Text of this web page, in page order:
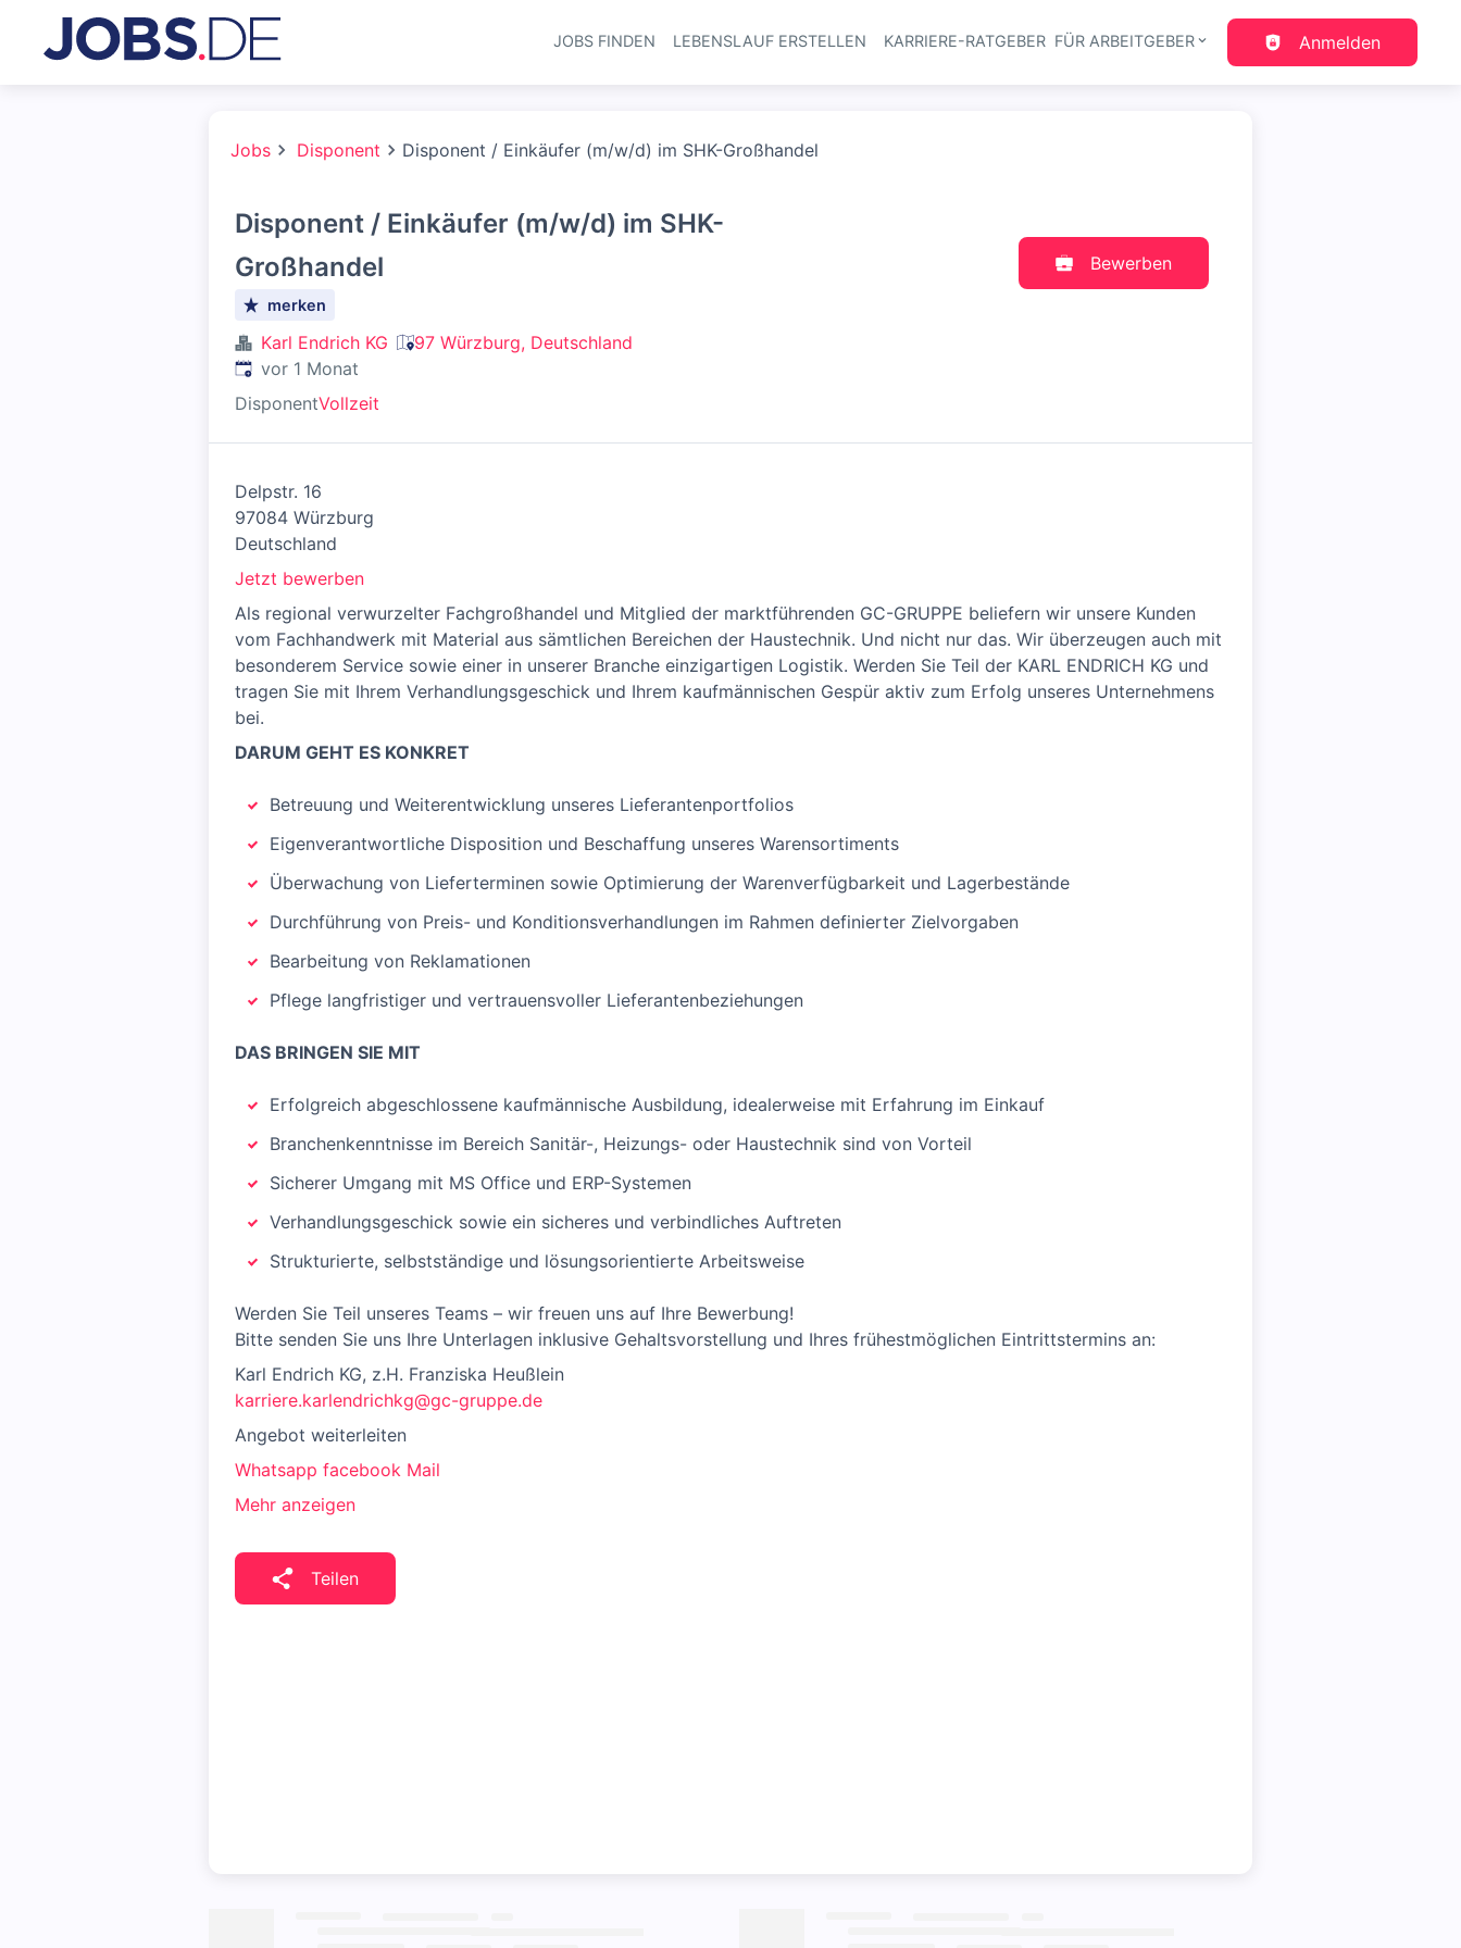
Haupt-Navigation
JOBS FINDEN LEBENSLAUF ERSTELLEN KARRIERE-RATGEBER FÜR ARBEITGEBER Anmelden
Jobs Disponent Disponent / Einkäufer (m/w/d) im SHK-Großhandel
Disponent / Einkäufer (m/w/d) im SHK-
Großhandel
merken
Karl Endrich KG
97 Würzburg, Deutschland
Veröffentlicht:
vor 1 Monat
DisponentVollzeit
Bewerben
Delpstr. 16
97084 Würzburg
Deutschland
Jetzt bewerben
Als regional verwurzelter Fachgroßhandel und Mitglied der marktführenden GC-GRUPPE beliefern wir unsere Kunden
vom Fachhandwerk mit Material aus sämtlichen Bereichen der Haustechnik. Und nicht nur das. Wir überzeugen auch mit
besonderem Service sowie einer in unserer Branche einzigartigen Logistik. Werden Sie Teil der KARL ENDRICH KG und
tragen Sie mit Ihrem Verhandlungsgeschick und Ihrem kaufmännischen Gespür aktiv zum Erfolg unseres Unternehmens
bei.
DARUM GEHT ES KONKRET
Betreuung und Weiterentwicklung unseres Lieferantenportfolios
Eigenverantwortliche Disposition und Beschaffung unseres Warensortiments
Überwachung von Lieferterminen sowie Optimierung der Warenverfügbarkeit und Lagerbestände
Durchführung von Preis- und Konditionsverhandlungen im Rahmen definierter Zielvorgaben
Bearbeitung von Reklamationen
Pflege langfristiger und vertrauensvoller Lieferantenbeziehungen
DAS BRINGEN SIE MIT
Erfolgreich abgeschlossene kaufmännische Ausbildung, idealerweise mit Erfahrung im Einkauf
Branchenkenntnisse im Bereich Sanitär-, Heizungs- oder Haustechnik sind von Vorteil
Sicherer Umgang mit MS Office und ERP-Systemen
Verhandlungsgeschick sowie ein sicheres und verbindliches Auftreten
Strukturierte, selbstständige und lösungsorientierte Arbeitsweise
Werden Sie Teil unseres Teams – wir freuen uns auf Ihre Bewerbung!
Bitte senden Sie uns Ihre Unterlagen inklusive Gehaltsvorstellung und Ihres frühestmöglichen Eintrittstermins an:
Karl Endrich KG, z.H. Franziska Heußlein
karriere.karlendrichkg@gc-gruppe.de
Angebot weiterleiten
Whatsapp facebook Mail
Mehr anzeigen
Teilen